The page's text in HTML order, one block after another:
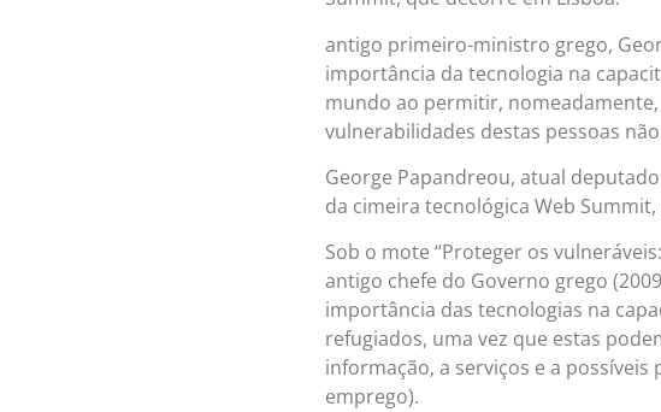
antigo primeiro-ministro grego,
importância da tecnologia na
mundo ao permitir,
vulnerabilidades destas pessoas
George Papandreou, atual
da cimeira tecnológica Web
Sob o mote “Proteger os
antigo chefe do Governo grego
importância das tecnologias na
refugiados, uma vez que estas
informação, a serviços e a
emprego).